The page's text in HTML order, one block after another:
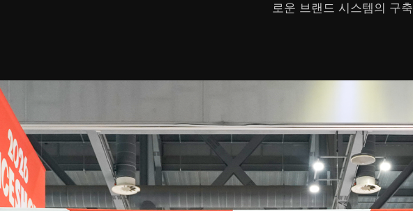
로운 브랜드 시스템의 구